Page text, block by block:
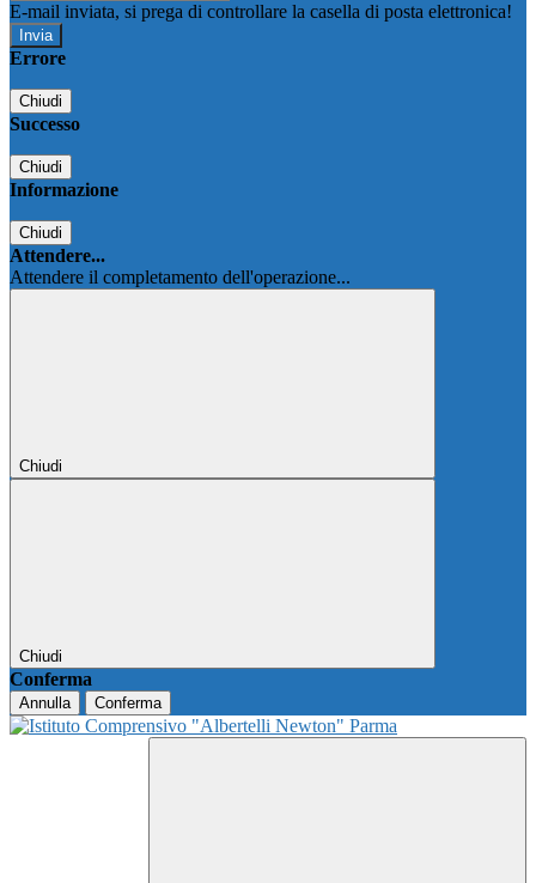
E-mail inviata, si prega di controllare la casella di posta elettronica!
Errore
Chiudi
Successo
Chiudi
Informazione
Chiudi
Attendere...
Attendere il completamento dell'operazione...
Chiudi
Chiudi
Conferma
Annulla Conferma